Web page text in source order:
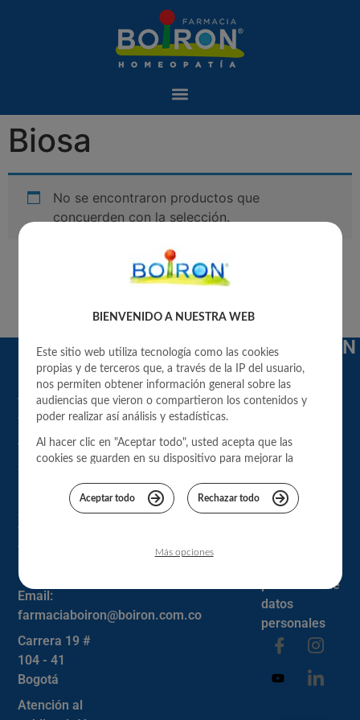
Biosa
No se encontraron productos que
concuerden con la selección.
Teléfono: (1)
7444 163
Whatsapp:
3102960921
Horarios de
atención: L-V
7am-6pm S.
7:30am-
12:30pm
Email:
farmaciaboiron@boiron.com.co
Carrera 19 #
104 - 41
Bogotá
Atención al
INSTITUCIONAL
Sobre
Nosotros
Homeopatía
Nuestros
consejos de
Noticias y
PRODUCTOSATENCIÓN
AL
CLIENTE
Contacto
entregas
devoluciones
protección de
datos
personales
BIENVENIDO A NUESTRA WEB
Este sitio web utiliza tecnología como las cookies
propias y de terceros que, a través de la IP del usuario,
nos permiten obtener información general sobre las
audiencias que vieron o compartieron los contenidos y
poder realizar así análisis y estadísticas.
Al hacer clic en "Aceptar todo", usted acepta que las
cookies se guarden en su dispositivo para mejorar la
colaborar con nuestros estudios de marketing para
brindarle una mejor experiencia.
Aceptar todo Rechazar todo
Más opciones